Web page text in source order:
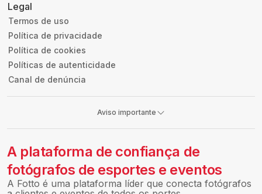
Legal
Termos de uso
Política de privacidade
Política de cookies
Políticas de autenticidade
Canal de denúncia
Aviso importante
A plataforma de confiança de
fotógrafos de esportes e eventos
A Fotto é uma plataforma líder que conecta fotógrafos